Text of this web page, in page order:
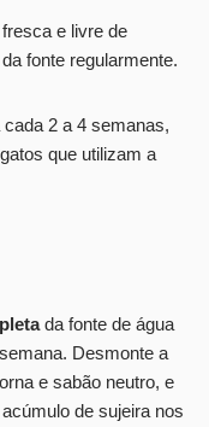
e livre de
da fonte regularmente.
2 a 4 semanas,
que utilizam a
da fonte de água
Desmonte a
e sabão neutro, e
de sujeira nos